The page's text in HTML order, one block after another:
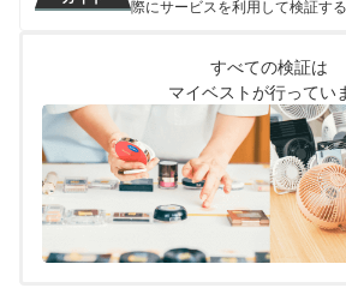
際にサービスを利用して検証す
からこそ、徹底検証を通じて全
報を届ける」ことをモットーに
真田桃花のプロフィール
すべての検証は
マイベストが行ってい